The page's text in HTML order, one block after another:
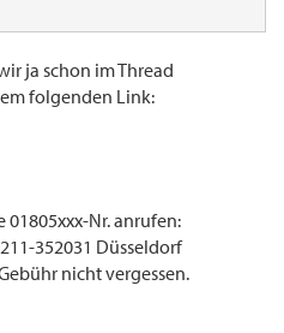
ja schon im Thread
folgenden Link:
Nr. anrufen:
352031 Düsseldorf
nicht vergessen.